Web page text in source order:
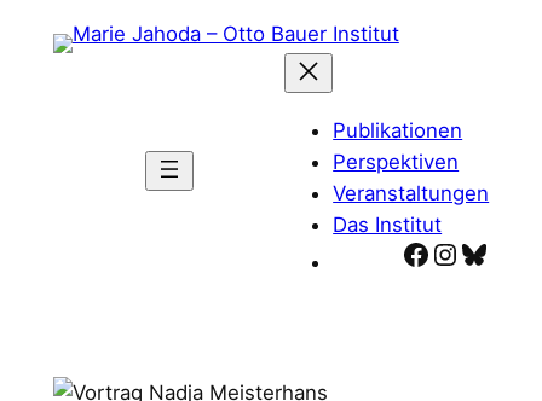
Inhalt
Publikationen
Perspektiven
Veranstaltungen
Das Institut
Facebook